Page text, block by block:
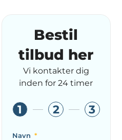
Bestil
tilbud her
Vi kontakter dig
inden for 24 timer
1 2 3
Navn